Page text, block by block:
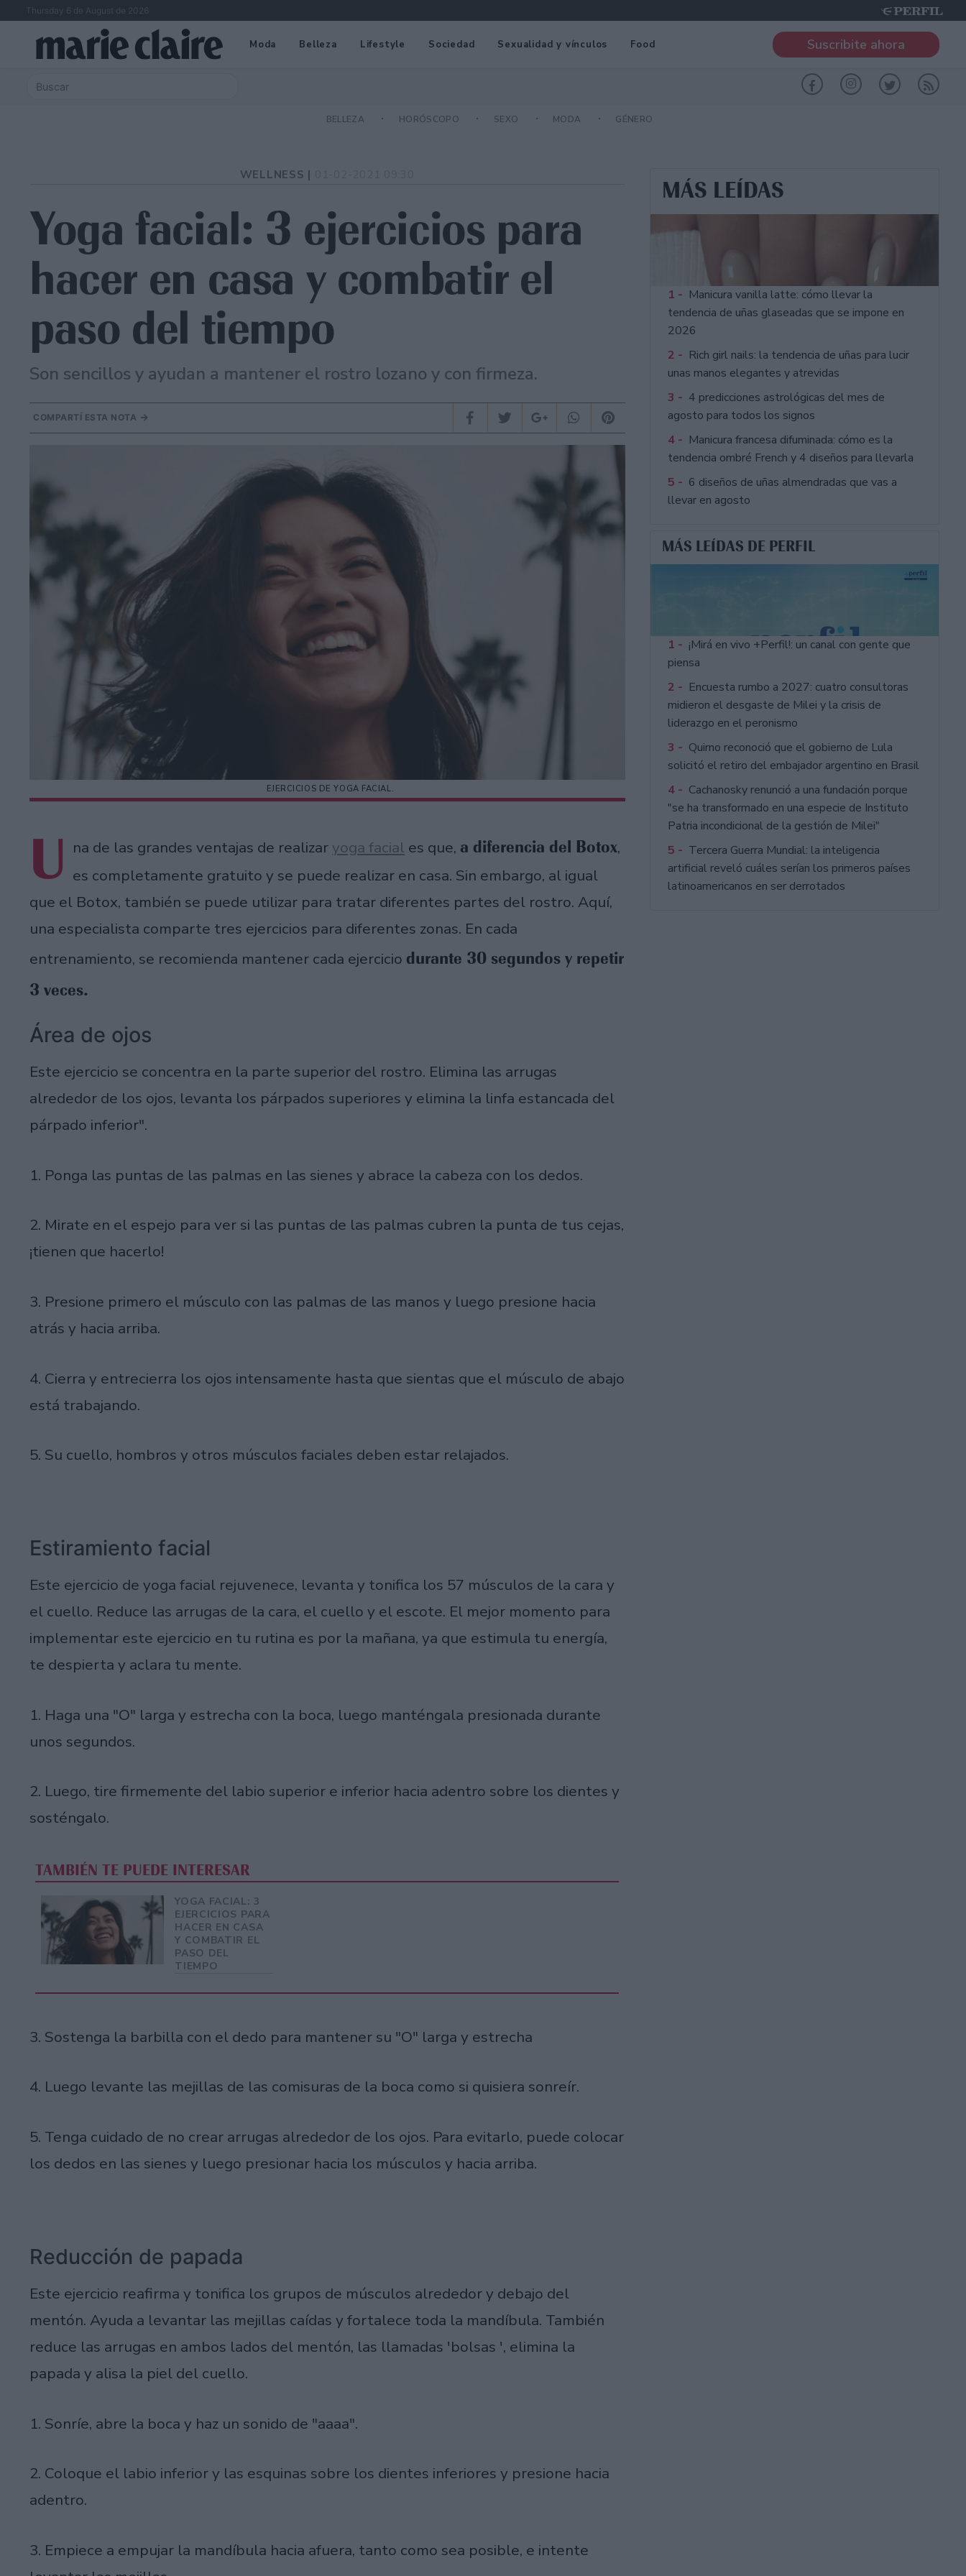
Thursday 6 de August de 2026
Moda Belleza Lifestyle Sociedad Sexualidad y vínculos Food Suscribite ahora
BELLEZA HORÓSCOPO SEXO MODA GÉNERO
WELLNESS |
Yoga facial: 3 ejercicios para
hacer en casa y combatir el
paso del tiempo
Son sencillos y ayudan a mantener el rostro lozano y con firmeza.
COMPARTÍ ESTA NOTA
EJERCICIOS DE YOGA FACIAL.
U na de las grandes ventajas de realizar yoga facial es que, a diferencia del Botox,
es completamente gratuito y se puede realizar en casa. Sin embargo, al igual
que el Botox, también se puede utilizar para tratar diferentes partes del rostro. Aquí,
una especialista comparte tres ejercicios para diferentes zonas. En cada
entrenamiento, se recomienda mantener cada ejercicio durante 30 segundos y repetir
3 veces.
Área de ojos
Este ejercicio se concentra en la parte superior del rostro. Elimina las arrugas
alrededor de los ojos, levanta los párpados superiores y elimina la linfa estancada del
párpado inferior".
1. Ponga las puntas de las palmas en las sienes y abrace la cabeza con los dedos.
2. Mirate en el espejo para ver si las puntas de las palmas cubren la punta de tus cejas,
¡tienen que hacerlo!
3. Presione primero el músculo con las palmas de las manos y luego presione hacia
atrás y hacia arriba.
4. Cierra y entrecierra los ojos intensamente hasta que sientas que el músculo de abajo
está trabajando.
5. Su cuello, hombros y otros músculos faciales deben estar relajados.
Estiramiento facial
Este ejercicio de yoga facial rejuvenece, levanta y tonifica los 57 músculos de la cara y
el cuello. Reduce las arrugas de la cara, el cuello y el escote. El mejor momento para
implementar este ejercicio en tu rutina es por la mañana, ya que estimula tu energía,
te despierta y aclara tu mente.
1. Haga una "O" larga y estrecha con la boca, luego manténgala presionada durante
unos segundos.
2. Luego, tire firmemente del labio superior e inferior hacia adentro sobre los dientes y
sosténgalo.
TAMBIÉN TE PUEDE INTERESAR
YOGA FACIAL: 3
EJERCICIOS PARA
HACER EN CASA
Y COMBATIR EL
PASO DEL
TIEMPO
3. Sostenga la barbilla con el dedo para mantener su "O" larga y estrecha
4. Luego levante las mejillas de las comisuras de la boca como si quisiera sonreír.
5. Tenga cuidado de no crear arrugas alrededor de los ojos. Para evitarlo, puede colocar
los dedos en las sienes y luego presionar hacia los músculos y hacia arriba.
Reducción de papada
Este ejercicio reafirma y tonifica los grupos de músculos alrededor y debajo del
mentón. Ayuda a levantar las mejillas caídas y fortalece toda la mandíbula. También
reduce las arrugas en ambos lados del mentón, las llamadas 'bolsas ', elimina la
papada y alisa la piel del cuello.
1. Sonríe, abre la boca y haz un sonido de "aaaa".
2. Coloque el labio inferior y las esquinas sobre los dientes inferiores y presione hacia
adentro.
3. Empiece a empujar la mandíbula hacia afuera, tanto como sea posible, e intente
MÁS LEÍDAS
1 - Manicura vanilla latte: cómo llevar la
tendencia de uñas glaseadas que se impone en
2026
2 - Rich girl nails: la tendencia de uñas para lucir
unas manos elegantes y atrevidas
3 - 4 predicciones astrológicas del mes de
agosto para todos los signos
4 - Manicura francesa difuminada: cómo es la
tendencia ombré French y 4 diseños para llevarla
5 - 6 diseños de uñas almendradas que vas a
llevar en agosto
MÁS LEÍDAS DE PERFIL
1 - ¡Mirá en vivo +Perfil!: un canal con gente que
piensa
2 - Encuesta rumbo a 2027: cuatro consultoras
midieron el desgaste de Milei y la crisis de
liderazgo en el peronismo
3 - Quirno reconoció que el gobierno de Lula
solicitó el retiro del embajador argentino en Brasil
4 - Cachanosky renunció a una fundación porque
"se ha transformado en una especie de Instituto
Patria incondicional de la gestión de Milei"
5 - Tercera Guerra Mundial: la inteligencia
artificial reveló cuáles serían los primeros países
latinoamericanos en ser derrotados